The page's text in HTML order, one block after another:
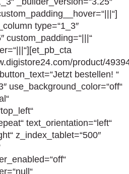
type=“1_3″
custom_padding=“|||“
product/
bestellen! “
use_background_color=“off“
text_orientation=“left“
z_index_tablet=“500″